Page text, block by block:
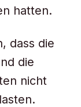
hatten.
dass die
die
nicht